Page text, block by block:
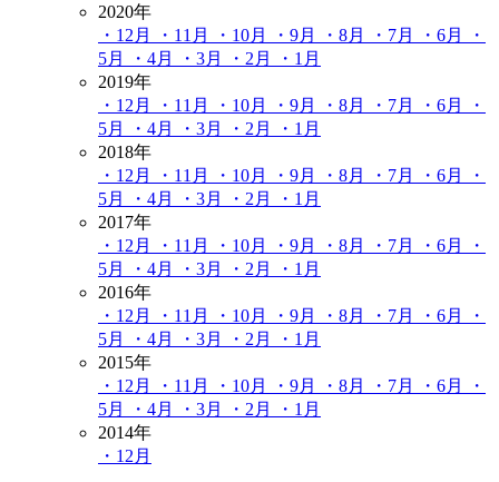
2020年
・12月
・11月 ・10月 ・9月 ・8月 ・7月 ・6月
・
5月
・4月 ・3月 ・2月
・1月
2019年
・12月
・11月 ・10月 ・9月 ・8月 ・7月 ・6月
・
5月
・4月 ・3月 ・2月
・1月
2018年
・12月
・11月 ・10月 ・9月 ・8月 ・7月 ・6月
・
5月
・4月 ・3月 ・2月
・1月
2017年
・12月
・11月 ・10月 ・9月 ・8月 ・7月 ・6月
・
5月
・4月 ・3月 ・2月
・1月
2016年
・12月
・11月 ・10月 ・9月 ・8月 ・7月 ・6月
・
5月
・4月 ・3月 ・2月
・1月
2015年
・12月
・11月 ・10月 ・9月 ・8月 ・7月 ・6月
・
5月
・4月 ・3月 ・2月
・1月
2014年
・12月